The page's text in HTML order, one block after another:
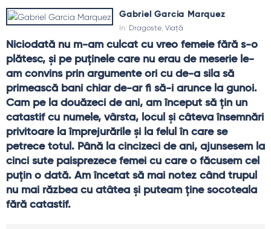
Gabriel Garcia Marquez
In: Dragoste, Viață
Niciodată nu m-am culcat cu vreo femeie fără s-o
plătesc, și pe puținele care nu erau de meserie le-
am convins prin argumente ori cu de-a sila să
primească bani chiar de-ar fi să-i arunce la gunoi.
Cam pe la douăzeci de ani, am început să țin un
catastif cu numele, vârsta, locul și câteva însemnări
privitoare la împrejurările și la felul în care se
petrece totul. Până la cincizeci de ani, ajunsesem la
cinci sute paisprezece femei cu care o făcusem cel
puțin o dată. Am încetat să mai notez când trupul
nu mai răzbea cu atâtea și puteam ține socoteala
fără catastif.